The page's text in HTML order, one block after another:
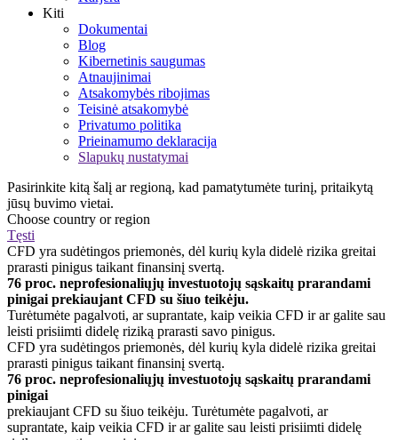
Kiti
Dokumentai
Blog
Kibernetinis saugumas
Atnaujinimai
Atsakomybės ribojimas
Teisinė atsakomybė
Privatumo politika
Prieinamumo deklaracija
Slapukų nustatymai
Pasirinkite kitą šalį ar regioną, kad pamatytumėte turinį, pritaikytą
jūsų buvimo vietai.
Choose country or region
Tęsti
CFD yra sudėtingos priemonės, dėl kurių kyla didelė rizika greitai
prarasti pinigus taikant finansinį svertą.
76 proc. neprofesionaliųjų investuotojų sąskaitų prarandami
pinigai prekiaujant CFD su šiuo teikėju.
Turėtumėte pagalvoti, ar suprantate, kaip veikia CFD ir ar galite sau
leisti prisiimti didelę riziką prarasti savo pinigus.
CFD yra sudėtingos priemonės, dėl kurių kyla didelė rizika greitai
prarasti pinigus taikant finansinį svertą.
76 proc. neprofesionaliųjų investuotojų sąskaitų prarandami
pinigai
prekiaujant CFD su šiuo teikėju. Turėtumėte pagalvoti, ar
suprantate, kaip veikia CFD ir ar galite sau leisti prisiimti didelę